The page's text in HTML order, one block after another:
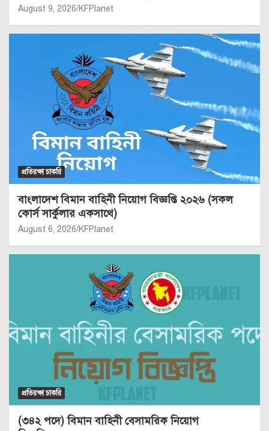
August 9, 2026 KFPlanet
প্রতিরক্ষা চাকরি
বাংলাদেশ বিমান বাহিনী নিয়োগ বিজ্ঞপ্তি ২০২৬ (সকল
কোর্স সার্কুলার একসাথে)
August 6, 2026 KFPlanet
প্রতিরক্ষা চাকরি
(৩৪২ পদে) বিমান বাহিনী বেসামরিক নিয়োগ